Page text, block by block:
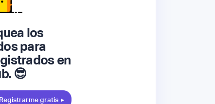
los
para
en
😎
Registrarme gratis ▸